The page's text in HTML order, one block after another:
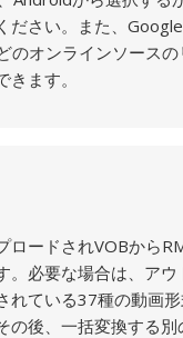
ださい。また、
のオンラインソースの
ます。
ロードされVOBから
。必要な場合は、ア
れている37種の動画
の後、一括変換する